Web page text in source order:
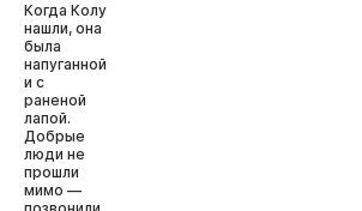
Когда Колу
нашли, она
была
напуганной
и с
раненой
лапой.
Добрые
люди не
прошли
мимо —